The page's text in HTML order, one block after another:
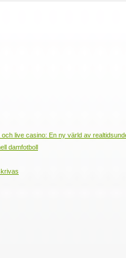
live casino: En ny värld av
damfotboll